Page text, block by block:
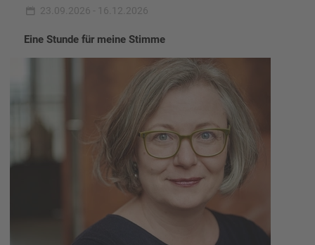
23.09.2026 - 16.12.2026
Eine Stunde für meine Stimme